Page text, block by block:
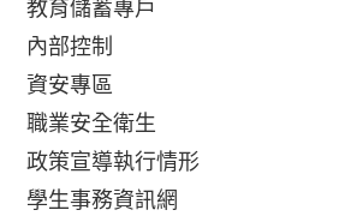
教育儲蓄專戶
內部控制
資安專區
職業安全衛生
政策宣導執行情形
學生事務資訊網